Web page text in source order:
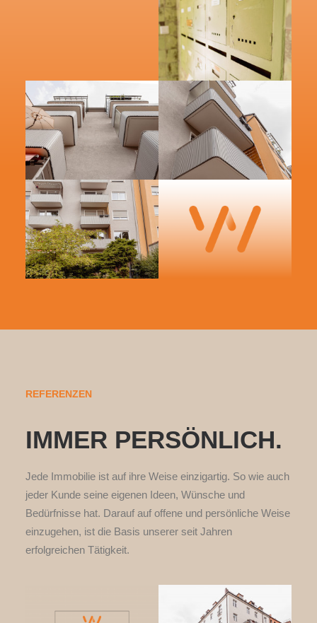
REFERENZEN
IMMER PERSÖNLICH.
Jede Immobilie ist auf ihre Weise einzigartig. So wie auch
jeder Kunde seine eigenen Ideen, Wünsche und
Bedürfnisse hat. Darauf auf offene und persönliche Weise
einzugehen, ist die Basis unserer seit Jahren
erfolgreichen Tätigkeit.